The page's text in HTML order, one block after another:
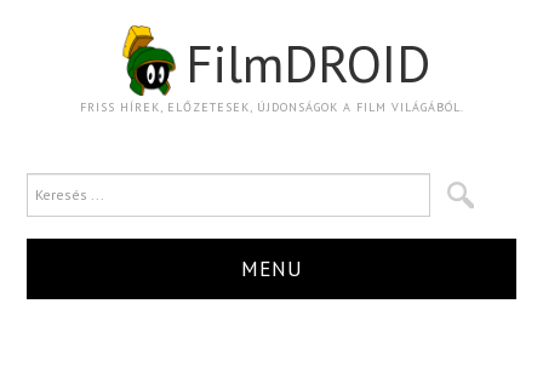
FilmDROID
FRISS HÍREK, ELŐZETESEK, ÚJDONSÁGOK A FILM VILÁGÁBÓL.
MENU